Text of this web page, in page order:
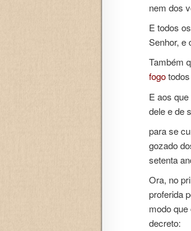
nem dos
E todos os
Senhor, e
Também
fogo
E aos
dele e de
para se
gozado
setenta
Ora, no
proferida
modo
decreto: